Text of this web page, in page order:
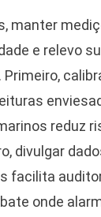
manter
e relevo
reduz
divulgar
facilita
onde